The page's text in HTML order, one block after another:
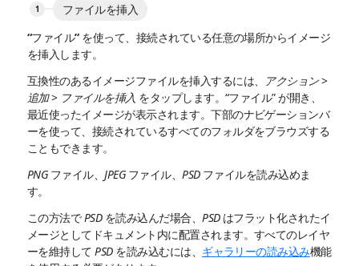
ファイルを挿入
“ファイル” を使って、接続されている任意の場所からイメージ
を挿入します。
互換性のあるイメージファイルを挿入するには、
アクション>
追加> ファイルを挿入 をタップします。“ファイル” が開き、
最近使ったイメージが表示されます。下部のナビゲーションバ
ーを使って、接続されているすべてのフォルダをブラウズする
こともできます。
PNGファイル、JPEGファイル、PSDファイルを読み込めま
す。
この方法でPSDを読み込んだ場合、PSDはフラット化されたイ
メージとしてドキュメント内に配置されます。すべてのレイヤ
ーを維持してPSDを読み込むには、 ギャラリーの読み込み機能